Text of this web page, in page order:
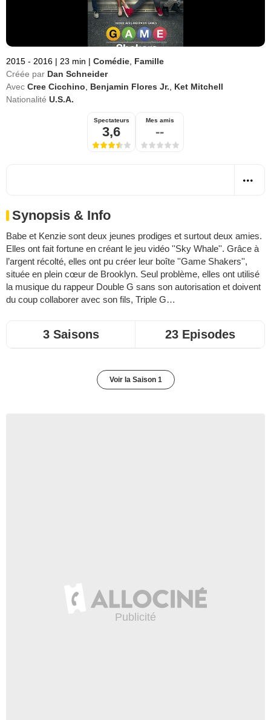
2015 - 2016 | 23 min | Comédie Famille
Créée par Dan Schneider
Avec Cree Cicchino Benjamin Flores Jr.
Ket Mitchell
Nationalité U.S.A.
Spectateurs
3,6
Mes amis
--
Synopsis & Info
Babe et Kenzie sont deux jeunes prodiges et surtout deux amies.
Elles ont fait fortune en créant le jeu vidéo ''Sky Whale''. Grâce à
l’argent récolté, elles ont pu créer leur boîte ''Game Shakers'',
située en plein cœur de Brooklyn. Seul problème, elles ont utilisé
la musique du rappeur Double G sans son autorisation et doivent
du coup collaborer avec son fils, Triple G…
3 Saisons 23 Episodes
Voir la Saison 1